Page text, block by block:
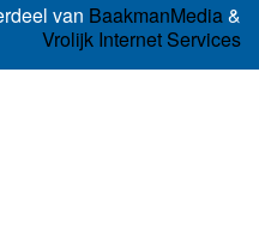
van BaakmanMedia&
Vrolijk Internet Services